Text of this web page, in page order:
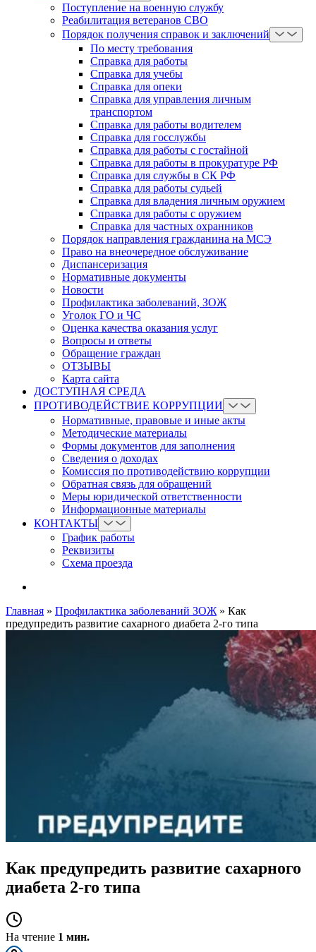
Поступление на военную службу
Реабилитация ветеранов СВО
Порядок получения справок и заключений
По месту требования
Справка для работы
Справка для учебы
Справка для опеки
Справка для управления личным
транспортом
Справка для работы водителем
Справка для госслужбы
Справка для работы с гостайной
Справка для работы в прокуратуре РФ
Справка для службы в СК РФ
Справка для работы судьей
Справка для владения личным оружием
Справка для работы с оружием
Справка для частных охранников
Порядок направления гражданина на МСЭ
Право на внеочередное обслуживание
Диспансеризация
Нормативные документы
Новости
Профилактика заболеваний, ЗОЖ
Уголок ГО и ЧС
Оценка качества оказания услуг
Вопросы и ответы
Обращение граждан
ОТЗЫВЫ
Карта сайта
ДОСТУПНАЯ СРЕДА
ПРОТИВОДЕЙСТВИЕ КОРРУПЦИИ
Нормативные, правовые и иные акты
Методические материалы
Формы документов для заполнения
Сведения о доходах
Комиссия по противодействию коррупции
Обратная связь для обращений
Меры юридической ответственности
Информационные материалы
КОНТАКТЫ
График работы
Реквизиты
Схема проезда
Главная » Профилактика заболеваний ЗОЖ » Как
предупредить развитие сахарного диабета 2-го типа
Как предупредить развитие сахарного
диабета 2-го типа
На чтение 1 мин.